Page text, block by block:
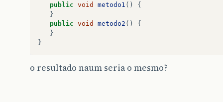
public void metodo1 ()
{
}
public void metodo2 ()
{
}
}
o resultado naum seria o mesmo?